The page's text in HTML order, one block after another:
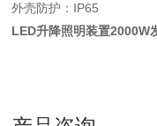
外壳防护：IP65
LED升降照明装置2000W